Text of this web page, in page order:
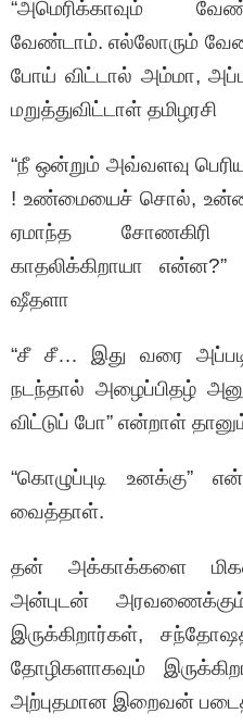
“அமெரிக்காவும்
வேண்டாம். எல்லோரும்
போய் விட்டால் அம்மா,
மறுத்துவிட்டாள் தமிழரசி
“நீ ஒன்றும் அவ்வளவு
! உண்மையைச் சொல், உன்னை
ஏமாந்த சோணகிரி
காதலிக்கிறாயா
ஷீதளா
“சீ சீ… இது வரை
நடந்தால் அழைப்பிதழ்
விட்டுப் போ” என்றாள்
“கொழுப்புடி உனக்கு”
வைத்தாள்.
தன் அக்காக்களை
அன்புடன்
இருக்கிறார்கள்,
தோழிகளாகவும்
அற்புதமான இறைவன்